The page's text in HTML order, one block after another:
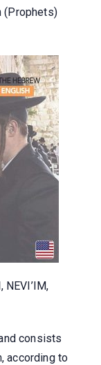
(Prophets)
NEVI’IM,
consists
according to